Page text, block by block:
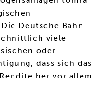
Deutsche Bahn
viele
oder
dass sich das
her vor allem